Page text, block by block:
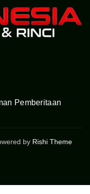
Pemberitaan
by Rishi Theme